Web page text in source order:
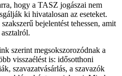
hogy a TASZ jogászai nem
ki hivatalosan az eseteket.
bejelentést tehessen, amit
szerint megsokszorozódnak a
visszaélést is: idősotthoni
szavazatvásárlás, a szavazók